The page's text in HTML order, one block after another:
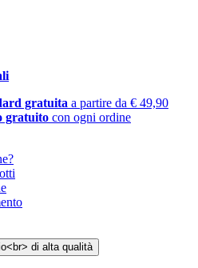
gratuita a partire da € 49,90
gratuito con ogni ordine